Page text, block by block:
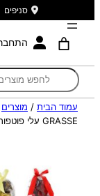
סניפים
עמוד הבית / מוצרים
GRASSE עלי פוטפורי ריחניים